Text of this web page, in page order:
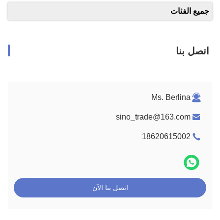
جميع الفئات
اتصل بنا
Ms. Berlina
sino_trade@163.com
18620615002
اتصل بنا الآن